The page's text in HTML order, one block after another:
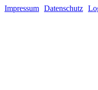
Impressum Datenschutz